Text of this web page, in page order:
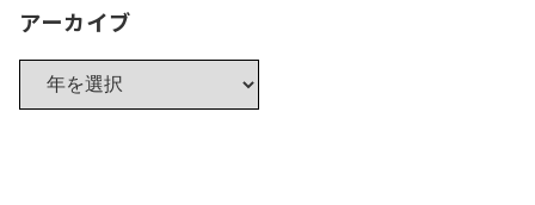
アーカイブ